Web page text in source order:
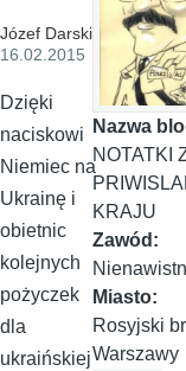
Józef Darski
16.02.2015
Dzięki
naciskowi
Niemiec na
Ukrainę i
obietnic
kolejnych
pożyczek
dla
ukraińskiej
Nazwa
NOTATKI
KRAJU
Zawód:
Miasto:
Rosyjski
Warszawy